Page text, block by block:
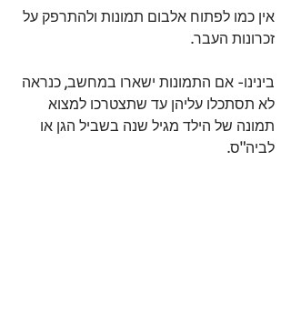
אין כמו לפתוח אלבום תמונות ולהתרפק על
זכרונות העבר.
בינינו- אם התמונות ישארו במחשב, כנראה
לא תסתכלו עליהן עד שתצטרכו למצוא
תמונה של הילד מגיל שנה בשביל הגן או
לביה"ס.